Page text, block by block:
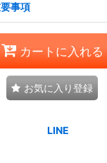
事項
カートに入れる
お気に入り登録